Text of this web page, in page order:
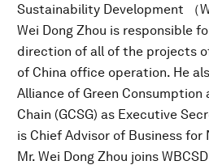
Sustainability Development （
Wei Dong Zhou is responsible
direction of all of the projects
of China office operation. He
Alliance of Green Consumption
Chain (GCSG) as Executive
is Chief Advisor of Business for
Mr. Wei Dong Zhou joins